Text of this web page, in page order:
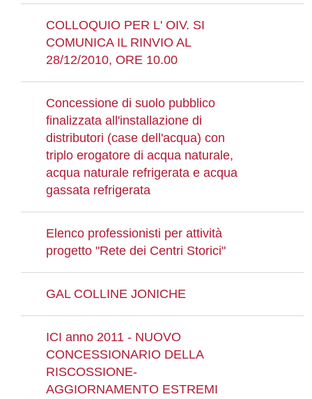
COLLOQUIO PER L' OIV. SI
COMUNICA IL RINVIO AL
28/12/2010, ORE 10.00
Concessione di suolo pubblico
finalizzata all'installazione di
distributori (case dell'acqua) con
triplo erogatore di acqua naturale,
acqua naturale refrigerata e acqua
gassata refrigerata
Elenco professionisti per attività
progetto "Rete dei Centri Storici"
GAL COLLINE JONICHE
ICI anno 2011 - NUOVO
CONCESSIONARIO DELLA
RISCOSSIONE-
AGGIORNAMENTO ESTREMI